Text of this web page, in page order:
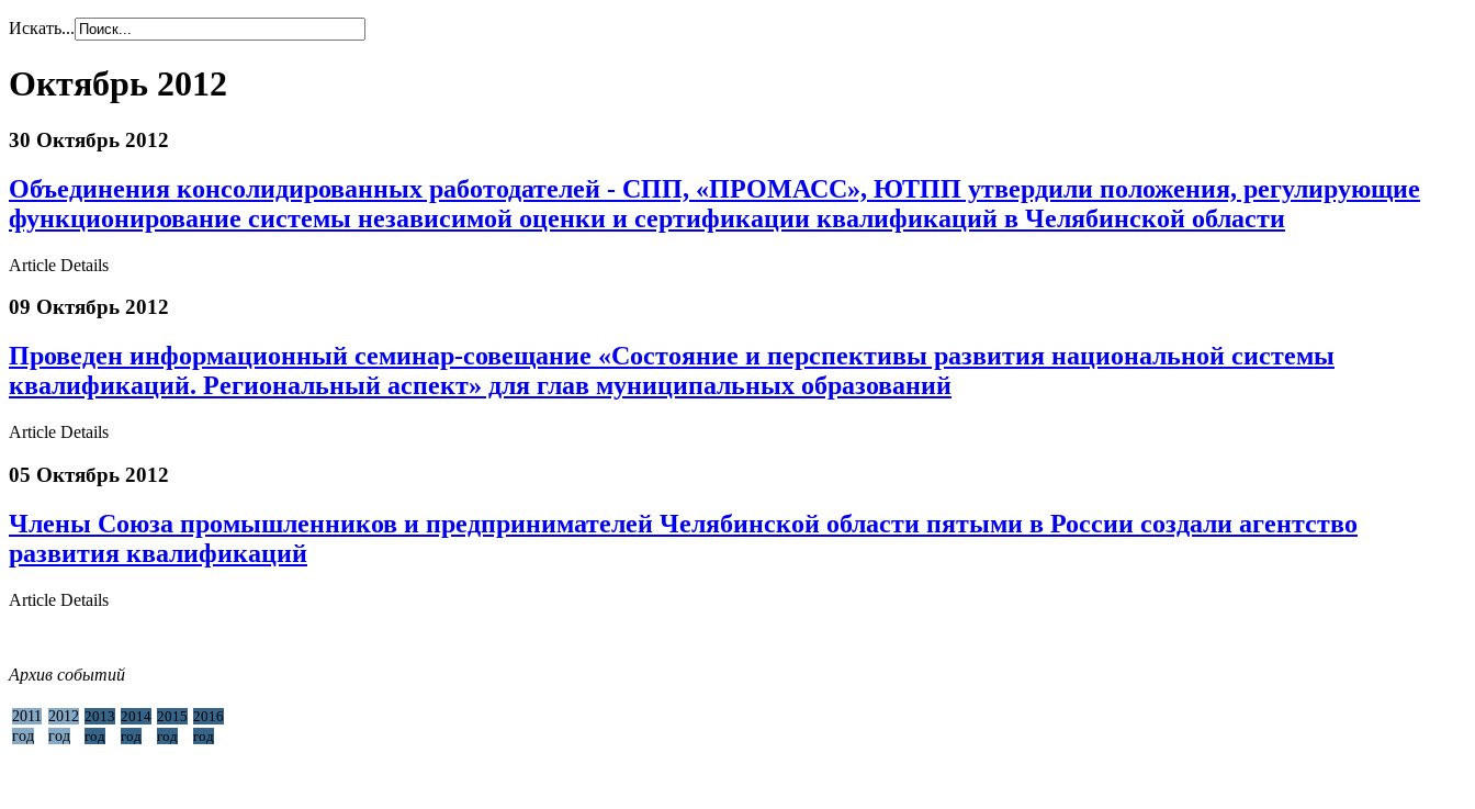
Искать...
Октябрь 2012
30 Октябрь 2012
Объединения консолидированных работодателей - СПП, «ПРОМАСС», ЮТПП утвердили положения, регулирующие
функционирование системы независимой оценки и сертификации квалификаций в Челябинской области
Article Details
09 Октябрь 2012
Проведен информационный семинар-совещание «Состояние и перспективы развития национальной системы
квалификаций. Региональный аспект» для глав муниципальных образований
Article Details
05 Октябрь 2012
Члены Союза промышленников и предпринимателей Челябинской области пятыми в России создали агентство
развития квалификаций
Article Details
Архив событий
2011
год
2012
год
2013
год
2014
год
2015
год
2016
год